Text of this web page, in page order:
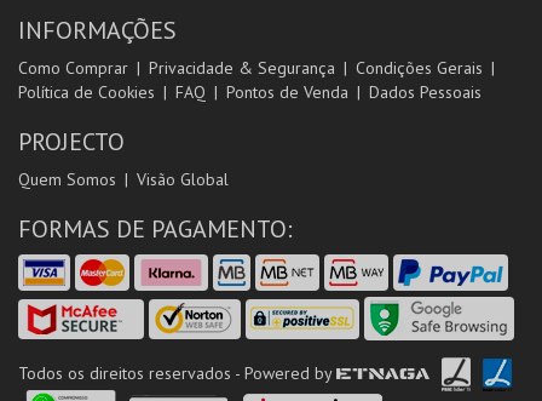
INFORMAÇÕES
Como Comprar Privacidade & Segurança
Condições Gerais
Política de Cookies
FAQ Pontos de Venda Dados Pessoais
PROJECTO
Quem Somos Visão Global
FORMAS DE PAGAMENTO:
Todos os direitos reservados - Powered by ETNAGA